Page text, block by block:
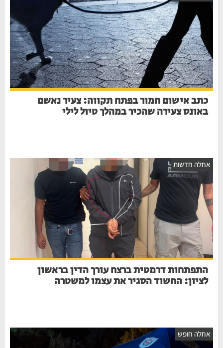
כתב אישום חמור בפתח תקווה: צעיר נאשם
באונס צעירה שהכיר במהלך טיול לילי
חדשות
התפתחות דרמטית ברצח עורך הדין בראשון
לציון: החשוד הסגיר את עצמו למשטרה
חופש